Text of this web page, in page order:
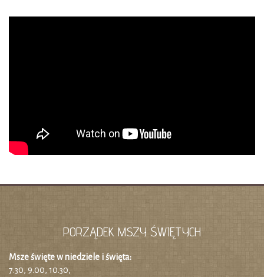
PORZĄDEK MSZY ŚWIĘTYCH
Msze święte w niedziele i święta:
7.30, 9.00, 10.30,